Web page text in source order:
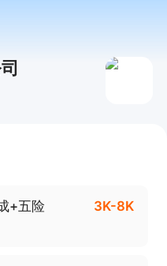
+五险 3K-8K